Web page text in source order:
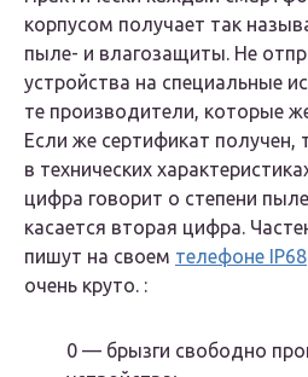
корпусом получает так
пыле- и влагозащиты. Не
устройства на специальные
те производители, которые
Если же сертификат получен,
в технических
цифра говорит о степени
касается вторая цифра.
пишут на своем телефоне IP68
очень круто. :
0 — брызги свободно